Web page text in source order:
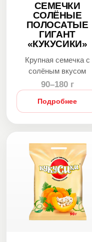
СЕМЕЧКИ
СОЛЁНЫЕ
ПОЛОСАТЫЕ
ГИГАНТ
«КУКУСИКИ»
Крупная семечка с
солёным вкусом
90–180 г
Подробнее